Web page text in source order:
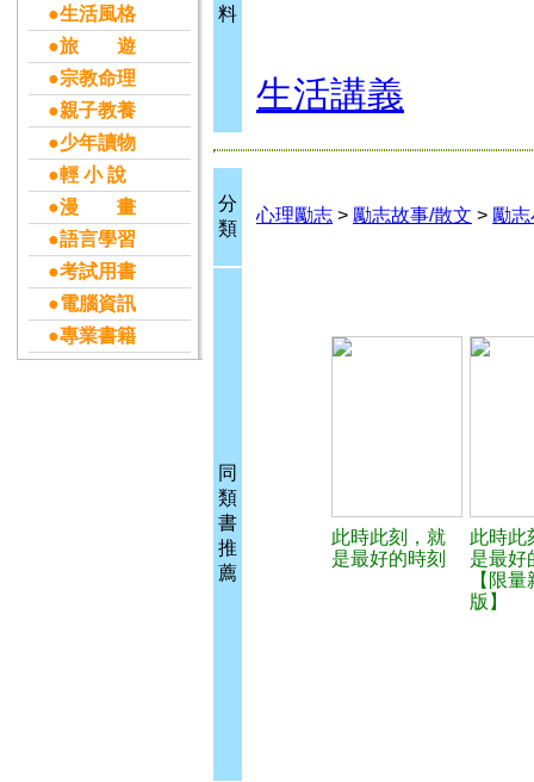
●生活風格
●旅 遊
●宗教命理
●親子教養
●少年讀物
●輕 小 說
●漫 畫
●語言學習
●考試用書
●電腦資訊
●專業書籍
料
生活講義
分
類
心理勵志 > 勵志故事/散文 > 勵
同
類
書
推
薦
此時此刻，就
是最好的時刻
此時此
是最好
【限
版】